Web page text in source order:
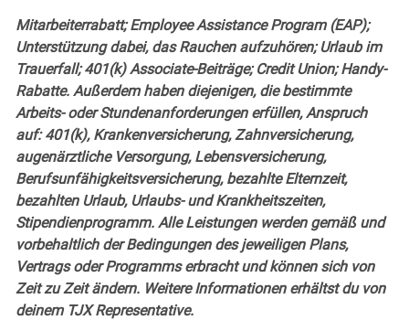
Mitarbeiterrabatt; Employee Assistance Program (EAP);
Unterstützung dabei, das Rauchen aufzuhören; Urlaub im
Trauerfall; 401(k) Associate-Beiträge; Credit Union; Handy-
Rabatte. Außerdem haben diejenigen, die bestimmte
Arbeits- oder Stundenanforderungen erfüllen, Anspruch
auf: 401(k), Krankenversicherung, Zahnversicherung,
augenärztliche Versorgung, Lebensversicherung,
Berufsunfähigkeitsversicherung, bezahlte Elternzeit,
bezahlten Urlaub, Urlaubs- und Krankheitszeiten,
Stipendienprogramm. Alle Leistungen werden gemäß und
vorbehaltlich der Bedingungen des jeweiligen Plans,
Vertrags oder Programms erbracht und können sich von
Zeit zu Zeit ändern. Weitere Informationen erhältst du von
deinem TJX Representative.